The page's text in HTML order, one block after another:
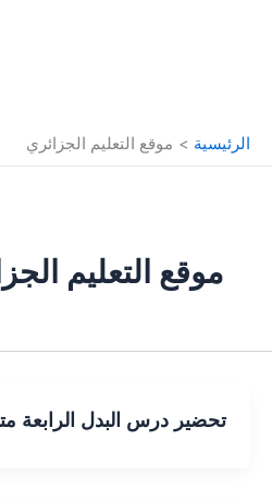
الرئيسية موقع التعليم الجزائري
موقع التعليم
تحضير درس البدل الرابعة